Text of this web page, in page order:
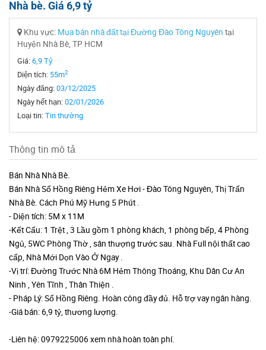
Nhà bè. Giá 6,9 tỷ
Khu vực: Mua bán nhà đất tại Đường Đào Tông Nguyên tại
Huyện Nhà Bè, TP HCM
Giá:6,9 Tỷ
Diện tích: 55m2
Ngày đăng:03/12/2025
Ngày hết hạn:02/01/2026
Loại tin:Tin thường
Thông tin mô tả
Bán Nhà Nhà Bè.
Bán Nhà Sổ Hồng Riêng Hẻm Xe Hơi - Đào Tông Nguyên, Thị Trấn
Nhà Bè. Cách Phú Mỹ Hưng 5 Phút .
- Diện tích: 5M x 11M
-Kết Cấu: 1 Trệt , 3 Lầu gồm 1 phòng khách, 1 phòng bếp, 4 Phòng
Ngủ, 5WC Phòng Thờ , sân thượng trước sau. Nhà Full nội thất cao
cấp, Nhà Mới Dọn Vào Ở Ngay .
-Vị trí: Đường Trước Nhà 6M Hẻm Thông Thoáng, Khu Dân Cư An
Ninh , Yên Tĩnh , Thân Thiện .
- Pháp Lý: Sổ Hồng Riêng. Hoàn công đầy đủ. Hỗ trợ vay ngân hàng.
-Giá bán: 6,9 tỷ, thương lượng.
-Liên hệ: 0979225006 xem nhà hoàn toàn phí.